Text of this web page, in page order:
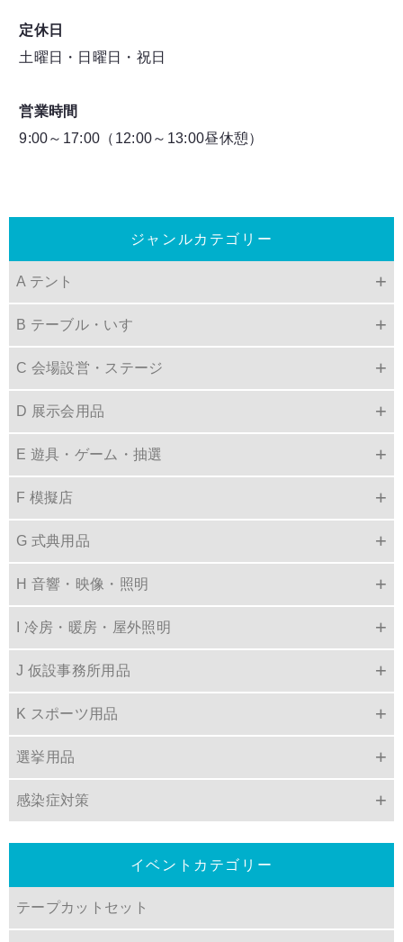
ジャンルカテゴリー
A テント
B テーブル・いす
C 会場設営・ステージ
D 展示会用品
E 遊具・ゲーム・抽選
F 模擬店
G 式典用品
H 音響・映像・照明
I 冷房・暖房・屋外照明
J 仮設事務所用品
K スポーツ用品
選挙用品
感染症対策
イベントカテゴリー
テープカットセット
定休日
土曜日・日曜日・祝日
営業時間
9:00～17:00（12:00～13:00昼休憩）